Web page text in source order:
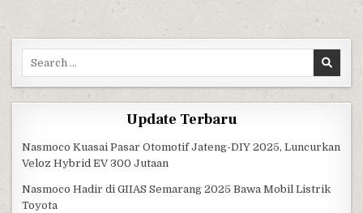
Search for:
Update Terbaru
Nasmoco Kuasai Pasar Otomotif Jateng-DIY 2025, Luncurkan
Veloz Hybrid EV 300 Jutaan
Nasmoco Hadir di GIIAS Semarang 2025 Bawa Mobil Listrik
Toyota